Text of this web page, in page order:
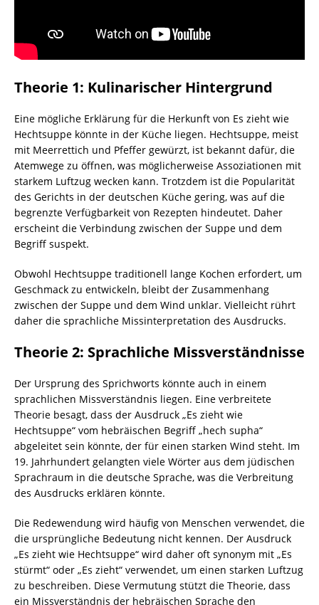
Theorie 1: Kulinarischer Hintergrund
Eine mögliche Erklärung für die Herkunft von Es zieht wie
Hechtsuppe könnte in der Küche liegen. Hechtsuppe, meist
mit Meerrettich und Pfeffer gewürzt, ist bekannt dafür, die
Atemwege zu öffnen, was möglicherweise Assoziationen mit
starkem Luftzug wecken kann. Trotzdem ist die Popularität
des Gerichts in der deutschen Küche gering, was auf die
begrenzte Verfügbarkeit von Rezepten hindeutet. Daher
erscheint die Verbindung zwischen der Suppe und dem
Begriff suspekt.
Obwohl Hechtsuppe traditionell lange Kochen erfordert, um
Geschmack zu entwickeln, bleibt der Zusammenhang
zwischen der Suppe und dem Wind unklar. Vielleicht rührt
daher die sprachliche Missinterpretation des Ausdrucks.
Theorie 2: Sprachliche Missverständnisse
Der Ursprung des Sprichworts könnte auch in einem
sprachlichen Missverständnis liegen. Eine verbreitete
Theorie besagt, dass der Ausdruck „Es zieht wie
Hechtsuppe“ vom hebräischen Begriff „hech supha“
abgeleitet sein könnte, der für einen starken Wind steht. Im
19. Jahrhundert gelangten viele Wörter aus dem jüdischen
Sprachraum in die deutsche Sprache, was die Verbreitung
des Ausdrucks erklären könnte.
Die Redewendung wird häufig von Menschen verwendet, die
die ursprüngliche Bedeutung nicht kennen. Der Ausdruck
„Es zieht wie Hechtsuppe“ wird daher oft synonym mit „Es
stürmt“ oder „Es zieht“ verwendet, um einen starken Luftzug
zu beschreiben. Diese Vermutung stützt die Theorie, dass
ein Missverständnis der hebräischen Sprache den